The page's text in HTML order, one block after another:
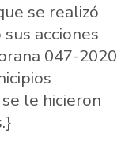
se realizó
acciones
047-2020
le hicieron